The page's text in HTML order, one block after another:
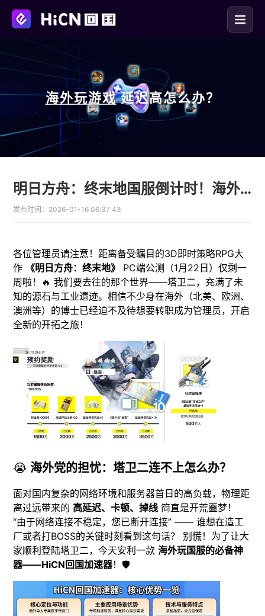
海外玩游戏 延迟高怎么办？
明日方舟：终末地国服倒计时！海外玩国服推荐HiCN回国加速器
发布时间： 2026-01-16 06:37:43
各位管理员请注意！距离备受瞩目的3D即时策略RPG大
作
《明日方舟：终末地》
PC端公测（1月22日）仅剩一
周啦！🔥 我们要去往的那个世界——塔卫二，充满了未
知的源石与工业遗迹。相信不少身在海外（北美、欧洲、
澳洲等）的博士已经迫不及待想要转职成为管理员，开启
全新的开拓之旅！
😭海外党的担忧：塔卫二连不上怎么办？
面对国内复杂的网络环境和服务器首日的高负载，物理距
离过远带来的 高延迟、卡顿、掉线 简直是开荒噩梦！
“由于网络连接不稳定，您已断开连接” —— 谁想在造工
厂或者打BOSS的关键时刻看到这句话？ 别慌！为了让大
家顺利登陆塔卫二，今天安利一款海外玩国服的必备神
器——HiCN回国加速器！🛡️